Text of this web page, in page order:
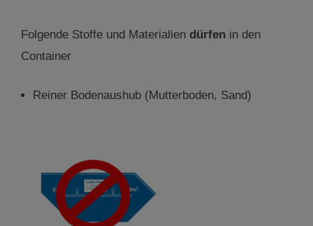
Folgende Stoffe und Materialien dürfen in den
Container
Reiner Bodenaushub (Mutterboden, Sand)